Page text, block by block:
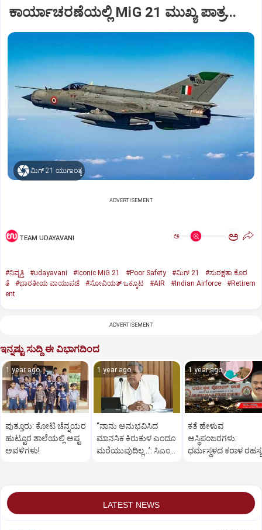
ಕಾರ್ಯಾಚರಣೆಯಲ್ಲಿ MiG 21 ಮುಖ್ಯ ಪಾತ್ರ...
ಮಿಗ್‌ 21 ಯುಗಾಂತ್ಯ
ADVERTISEMENT
TEAM UDAYAVANI ಅ ಅ
#ನಿವೃತ್ತಿ #udayavani #Iconic MiG 21 #Poor Safety #ಮಿಗ್‌ 21
#ಸುರಕ್ಷತಾ ಕೊರ
ತೆ
#ಭಾರತೀಯ ವಾಯುಪಡೆ #ಸೋವಿಯತ್‌ ಒಕ್ಕೂಟ #AIR #Indian Airforce
#Retirem
ent
ADVERTISEMENT
ಇನ್ನಷ್ಟು ಸುದ್ದಿ ಈ ವಿಭಾಗದಿಂದ
1 year ago
ಪುತ್ತೂರು: ಕೋಟಿ ಚೆನ್ನಯರ
ಹುಟ್ಟೂರ ಶಾಲೆಯಲ್ಲಿ ಅಷ್ಟ
ಅವಳಿಗಳು!
1 year ago
“ನಾನು ಅನುಭವಿಸಿದ
ಮಾನಸಿಕ ಕಿರುಕುಳ ಎಂದೂ
ಮರೆಯುವುದಿಲ್ಲ…’: ಸಿಎಂ
1 year ago
ಕತೆ ಹೇಳುವ
ಅಸ್ಥಿಪಂಜರಗಳು:
ಧರ್ಮಸ್ಥಳದ‌ ಕರಾಳ ರಹಸ್ಯ
LATEST NEWS